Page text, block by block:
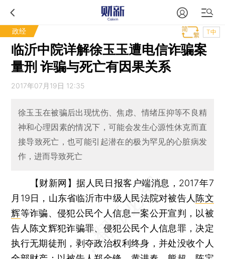
政经 T中
临沂中院详解徐玉玉遭电信诈骗案
量刑 诈骗与死亡有因果关系
2017年07月19日 12:35
徐玉玉在被骗后出现忧伤、焦虑、情绪压抑等不良精
神和心理因素的情况下，可能会发生心源性休克而直
接导致死亡，也可能引起潜在的极为罕见的心脏病发
作，进而导致死亡
【财新网】据人民日报客户端消息，2017年7
月19日，山东省临沂市中级人民法院对被告人 陈文
辉等诈骗、侵犯公民个人信息一案公开宣判，以被
告人陈文辉犯诈骗罪、侵犯公民个人信息罪，决定
执行无期徒刑，剥夺政治权利终身，并处没收个人